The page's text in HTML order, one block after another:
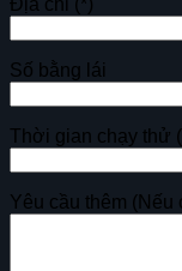
Số bằng lái
Thời gian chạy thử
Yêu cầu thêm (Nếu